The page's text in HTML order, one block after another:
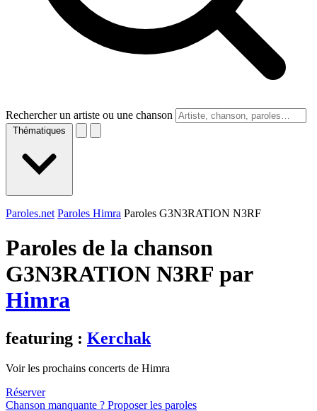
Rechercher un artiste ou une chanson
Thématiques
Paroles.net Paroles Himra Paroles G3N3RATION N3RF
Paroles de la chanson
G3N3RATION N3RF par
Himra
featuring : Kerchak
Voir les prochains concerts de Himra
Réserver
Chanson manquante ? Proposer les paroles